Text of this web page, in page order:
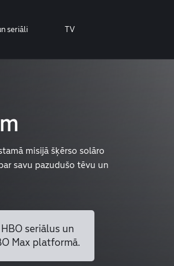
seriāli TV
misijā šķērso solāro
savu pazudušo tēvu un
seriālus un
Max platformā.